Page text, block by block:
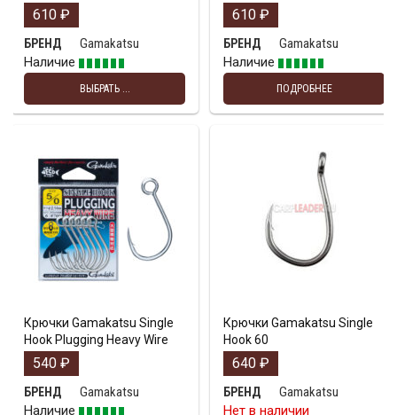
610 ₽
БРЕНД
Gamakatsu
Наличие
ВЫБРАТЬ ...
610 ₽
БРЕНД
Gamakatsu
Наличие
ПОДРОБНЕЕ
Крючки Gamakatsu Single
Hook Plugging Heavy Wire
540 ₽
БРЕНД
Gamakatsu
Наличие
Крючки Gamakatsu Single
Hook 60
640 ₽
БРЕНД
Gamakatsu
Нет в наличии